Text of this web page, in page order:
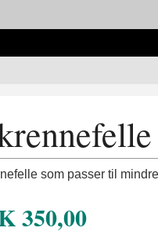
som passer til
350,00